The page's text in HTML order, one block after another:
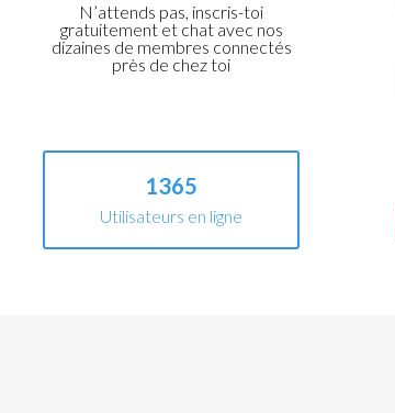
N’attends pas, inscris-toi
gratuitement et chat avec nos
dizaines de membres connectés
près de chez toi
1365
Utilisateurs en ligne